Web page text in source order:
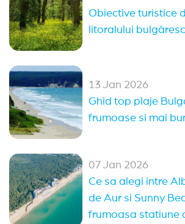
Obzor Elenite Nessebar
Sveti Vlas
Sveti Vlas (13)
Pomorie (4)
Obiective turistice
litoralului bulgăresc
13 Jan 2026
Ghid top plaje
frumoase si mai
07 Jan 2026
Ce sa alegi intre
de Aur si Sunny
frumoasa statiune